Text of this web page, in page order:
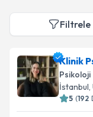
Filtrele
Klinik
Psikoloji
İstanbul,
5 (192